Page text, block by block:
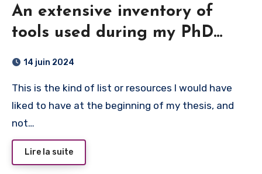
An extensive inventory of
tools used during my PhD
thesis
14 juin 2024
This is the kind of list or resources I would have
liked to have at the beginning of my thesis, and
not…
Lire la suite